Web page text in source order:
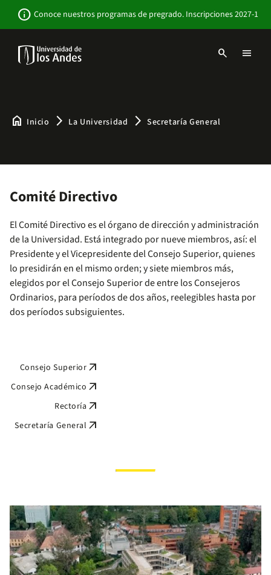
contenido
info Conoce nuestros programas de pregrado. Inscripciones 2027-1
search menu
home Inicio arrow_forward_ios La Universidad arrow_forward_ios Secretaría General
Comité Directivo
El Comité Directivo es el órgano de dirección y administración
de la Universidad. Está integrado por nueve miembros, así: el
Presidente y el Vicepresidente del Consejo Superior, quienes
lo presidirán en el mismo orden; y siete miembros más,
elegidos por el Consejo Superior de entre los Consejeros
Ordinarios, para períodos de dos años, reelegibles hasta por
dos períodos subsiguientes.
Consejo Superior arrow_outward
Consejo Académico arrow_outward
Rectoría arrow_outward
Secretaría General arrow_outward